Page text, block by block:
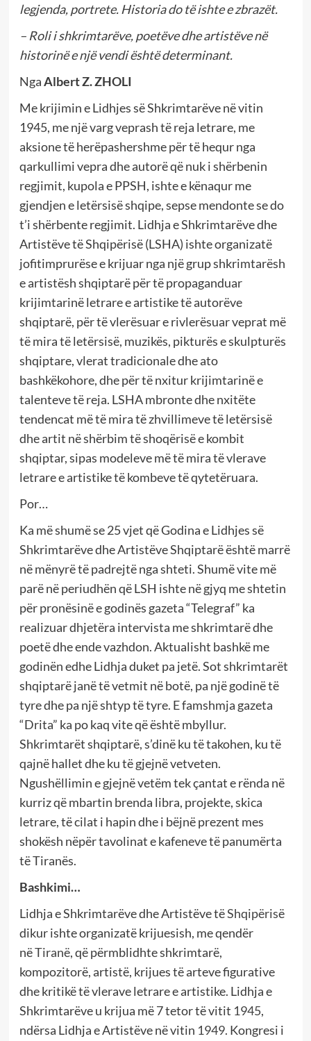
legjenda, portrete. Historia do të ishte e zbrazët.
– Roli i shkrimtarëve, poetëve dhe artistëve në
historinë e një vendi është determinant.
NgaAlbert Z. ZHOLI
Me krijimin e Lidhjes së Shkrimtarëve në vitin
1945, me një varg veprash të reja letrare, me
aksione të herëpashershme për të hequr nga
qarkullimi vepra dhe autorë që nuk i shërbenin
regjimit, kupola e PPSH, ishte e kënaqur me
gjendjen e letërsisë shqipe, sepse mendonte se do
t’i shërbente regjimit. Lidhja e Shkrimtarëve dhe
Artistëve të Shqipërisë (LSHA) ishte organizatë
jofitimprurëse e krijuar nga një grup shkrimtarësh
e artistësh shqiptarë për të propaganduar
krijimtarinë letrare e artistike të autorëve
shqiptarë, për të vlerësuar e rivlerësuar veprat më
të mira të letërsisë, muzikës, pikturës e skulpturës
shqiptare, vlerat tradicionale dhe ato
bashkëkohore, dhe për të nxitur krijimtarinë e
talenteve të reja. LSHA mbronte dhe nxitëte
tendencat më të mira të zhvillimeve të letërsisë
dhe artit në shërbim të shoqërisë e kombit
shqiptar, sipas modeleve më të mira të vlerave
letrare e artistike të kombeve të qytetëruara.
Por…
Ka më shumë se 25 vjet që Godina e Lidhjes së
Shkrimtarëve dhe Artistëve Shqiptarë është marrë
në mënyrë të padrejtë nga shteti. Shumë vite më
parë në periudhën që LSH ishte në gjyq me shtetin
për pronësinë e godinës gazeta “Telegraf” ka
realizuar dhjetëra intervista me shkrimtarë dhe
poetë dhe ende vazhdon. Aktualisht bashkë me
godinën edhe Lidhja duket pa jetë. Sot shkrimtarët
shqiptarë janë të vetmit në botë, pa një godinë të
tyre dhe pa një shtyp të tyre. E famshmja gazeta
“Drita” ka po kaq vite që është mbyllur.
Shkrimtarët shqiptarë, s’dinë ku të takohen, ku të
qajnë hallet dhe ku të gjejnë vetveten.
Ngushëllimin e gjejnë vetëm tek çantat e rënda në
kurriz që mbartin brenda libra, projekte, skica
letrare, të cilat i hapin dhe i bëjnë prezent mes
shokësh nëpër tavolinat e kafeneve të panumërta
të Tiranës.
Bashkimi…
Lidhja e Shkrimtarëve dhe Artistëve tëShqipërisë
dikur ishte organizatë krijuesish, me qendër
nëTiranë, që përmblidhte shkrimtarë,
kompozitorë, artistë, krijues të arteve figurative
dhe kritikë të vlerave letrare e artistike. Lidhja e
Shkrimtarëve u krijua më 7 tetor të vitit 1945,
ndërsa Lidhja e Artistëve në vitin 1949. Kongresi i